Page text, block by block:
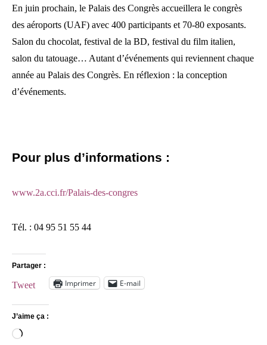
En juin prochain, le Palais des Congrès accueillera le congrès
des aéroports (UAF) avec 400 participants et 70-80 exposants.
Salon du chocolat, festival de la BD, festival du film italien,
salon du tatouage… Autant d’événements qui reviennent chaque
année au Palais des Congrès. En réflexion : la conception
d’événements.
Pour plus d’informations :
www.2a.cci.fr/Palais-des-congres
Tél. : 04 95 51 55 44
Partager :
Tweet Imprimer E-mail
J’aime ça :
Chargement…